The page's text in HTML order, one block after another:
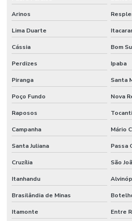
Retrofit de instalações
Serviço Completo De Limpeza Corporativa
Serviço De Conservação
Serviço De Impermeabilização E
Serviço De Jardinagem E Conservação
Serviço De Limpeza De Escritórios
Serviço De Limpeza Regular E Programada
Serviço De Manutenção Predial Completo
Serviço De Pintura Em Edificações
Serviço especializado de elétrica
Arinos
Lima Duarte
Cássia Bom
Perdizes Ipaba
Piranga Santa
Poço Fundo Nova
Raposos
Campanha Mário
Santa Juliana Passa
Cruzília São
Itanhandu
Brasilândia de Minas
Itamonte Entre